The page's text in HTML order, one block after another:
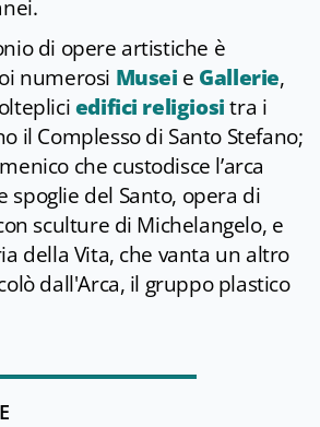
di opere artistiche è
numerosi Musei e Gallerie,
edifici religiositra i
il Complesso di Santo Stefano;
che custodisce l’arca
spoglie del Santo, opera di
sculture di Michelangelo, e
della Vita, che vanta un altro
dall'Arca, il gruppo plastico